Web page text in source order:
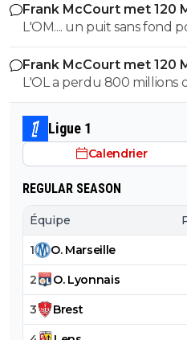
et bon vent a lui pour le
Frank McCourt met 120
L'OM.... un puit sans fond
Frank McCourt met 120
L'OL a perdu 800 millions d'euros ?
milliard tant que tu y es !
Ligue 1
Calendrier
REGULAR SEASON
Équipe
1 O. Marseille
2 O. Lyonnais
3 Brest